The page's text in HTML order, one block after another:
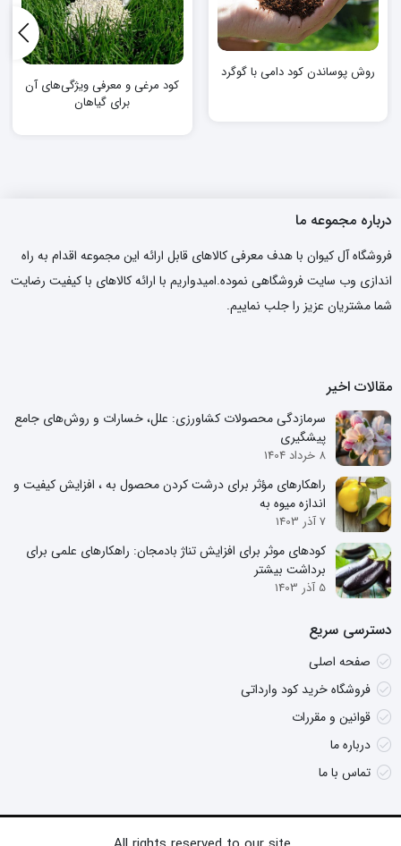
روش پوساندن کود دامی با گوگرد
کود مرغی و معرفی ویژگی‌های آن
برای گیاهان
درباره مجموعه ما
فروشگاه آل کیوان با هدف معرفی کالاهای قابل ارائه این مجموعه اقدام به راه
اندازی وب سایت فروشگاهی نموده.امیدواریم با ارائه کالاهای با کیفیت رضایت
شما مشتریان عزیز را جلب نماییم.
مقالات اخیر
سرمازدگی محصولات کشاورزی: علل، خسارات و روش‌های جامع
پیشگیری
8 خرداد 1404
راهکارهای مؤثر برای درشت کردن محصول به ، افزایش کیفیت و
اندازه میوه به
7 آذر 1403
کودهای موثر برای افزایش تناژ بادمجان: راهکارهای علمی برای
برداشت بیشتر
5 آذر 1403
دسترسی سریع
صفحه اصلی
فروشگاه خرید کود وارداتی
قوانین و مقررات
درباره ما
تماس با ما